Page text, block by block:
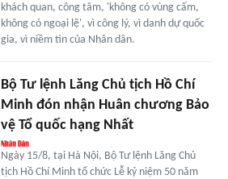
khách quan, công tâm, 'không có vùng cấm,
không có ngoại lệ', vì công lý, vì danh dự quốc
gia, vì niềm tin của Nhân dân.
Bộ Tư lệnh Lăng Chủ tịch Hồ Chí
Minh đón nhận Huân chương Bảo
vệ Tổ quốc hạng Nhất
Ngày 15/8, tại Hà Nội, Bộ Tư lệnh Lăng Chủ
tịch Hồ Chí Minh tổ chức Lễ kỷ niệm 50 năm